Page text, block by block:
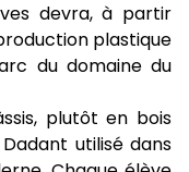
devra, à partir
plastique
du domaine du
plutôt en bois
utilisé dans